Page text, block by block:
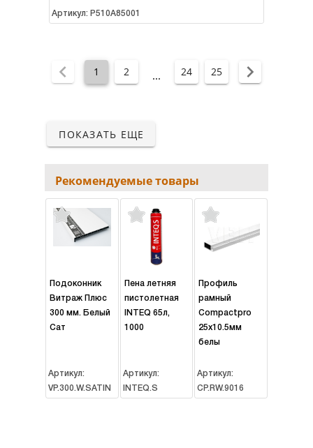
Артикул: P510A85001
1 2 ... 24 25
ПОКАЗАТЬ ЕЩЕ
Рекомендуемые товары
Подоконник
Витраж Плюс
300 мм. Белый
Сат
Артикул:
VP.300.W.SATIN
Пена летняя
пистолетная
INTEQ 65л,
1000
Артикул:
INTEQ.S
Профиль
рамный
Compactpro
25х10.5мм
белы
Артикул:
CP.RW.9016